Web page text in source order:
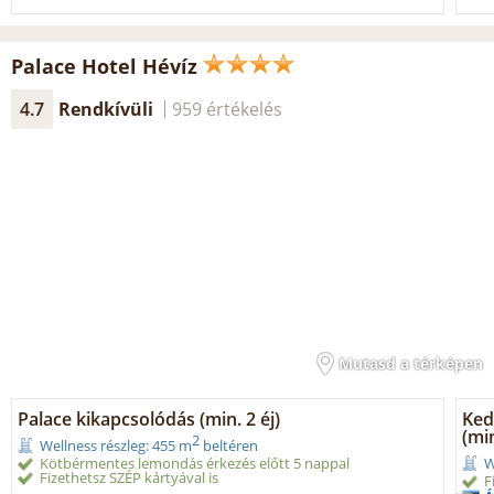
Palace Hotel Hévíz
4.7 Rendkívüli 959 értékelés
Mutasd a térképen
Palace kikapcsolódás (min. 2 éj)
Wellness részleg: 455 m2 beltéren
Kötbérmentes lemondás érkezés előtt 5 nappal
Fizethetsz SZÉP kártyával is